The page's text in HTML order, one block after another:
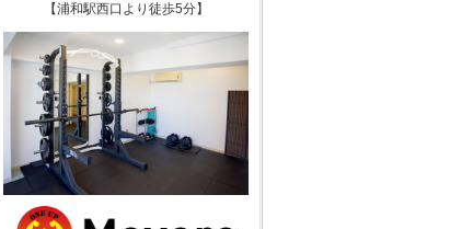
【浦和駅西口より徒歩5分】